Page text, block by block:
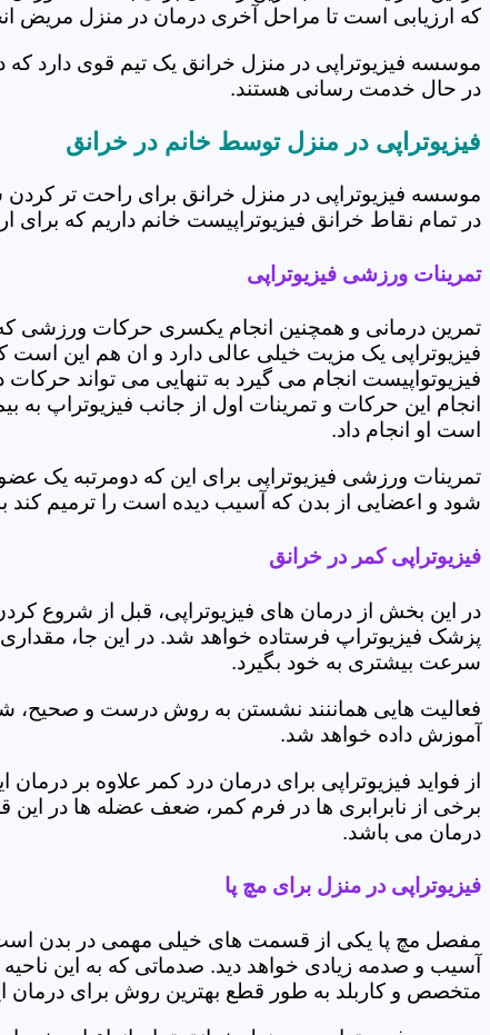
که ارزیابی است تا مراحل آخری درمان در منزل مریض
موسسه فیزیوتراپی در منزل خرانق یک تیم قوی دارد
در حال خدمت رسانی هستند.
فیزیوتراپی در منزل توسط خانم در خرانق
موسسه فیزیوتراپی در منزل خرانق برای راحت تر
در تمام نقاط خرانق فیزیوتراپیست خانم داریم که برای
تمرینات ورزشی فیزیوتراپی
تمرین درمانی و همچنین انجام یکسری حرکات ورزشی
فیزیوتراپی یک مزیت خیلی عالی دارد و ان هم این است
فیزیوتواپیست انجام می گیرد به تنهایی می تواند
انجام این حرکات و تمرینات اول از جانب فیزیوتراپ
است او انجام داد.
تمرینات ورزشی فیزیوتراپی برای این که دومرتبه
شود و اعضایی از بدن که آسیب دیده است را ترمیم
فیزیوتراپی کمر در خرانق
در این بخش از درمان های فیزیوتراپی، قبل از شروع
پزشک فیزیوتراپ فرستاده خواهد شد. در این جا،
سرعت بیشتری به خود بگیرد.
فعالیت هایی هماننند نشستن به روش درست و صحیح،
آموزش داده خواهد شد.
از فواید فیزیوتراپی برای درمان درد کمر علاوه بر
برخی از نابرابری ها در فرم کمر، ضعف عضله ها در
درمان می باشد.
فیزیوتراپی در منزل برای مچ پا
مفصل مچ پا یکی از قسمت های خیلی مهمی در بدن است
آسیب و صدمه زیادی خواهد دید. صدماتی که به این
متخصص و کاربلد به طور قطع بهترین روش برای درمان